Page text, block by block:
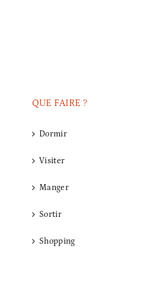
QUE FAIRE ?
Dormir
Visiter
Manger
Sortir
Shopping